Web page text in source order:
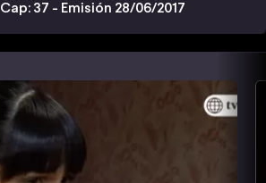
Cap: 37 - Emisión 28/06/2017